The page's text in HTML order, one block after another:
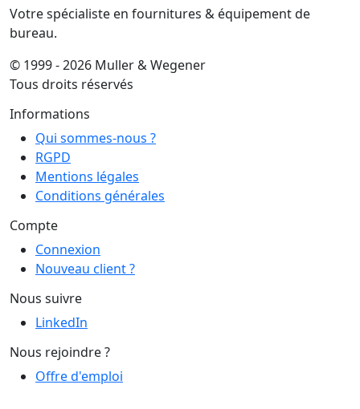
Votre spécialiste en fournitures & équipement de
bureau.
© 1999 - 2026 Muller & Wegener
Tous droits réservés
Informations
Qui sommes-nous ?
RGPD
Mentions légales
Conditions générales
Compte
Connexion
Nouveau client ?
Nous suivre
LinkedIn
Nous rejoindre ?
Offre d'emploi